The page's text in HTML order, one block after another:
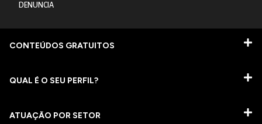
DENUNCIA
CONTEÚDOS GRATUITOS
QUAL É O SEU PERFIL?
ATUAÇÃO POR SETOR